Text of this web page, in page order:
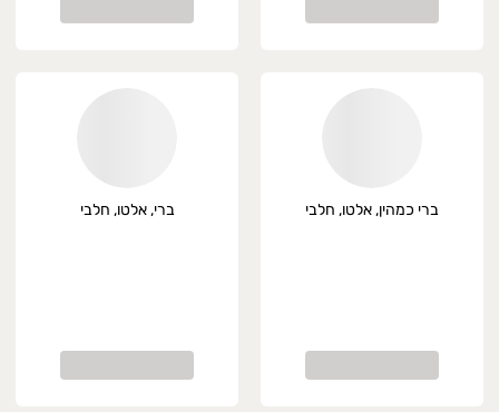
ברי כמהין, אלטו, חלבי ברי, אלטו, חלבי